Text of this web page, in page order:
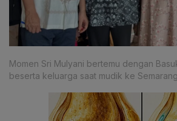
Momen Sri Mulyani bertemu dengan
beserta keluarga saat mudik ke